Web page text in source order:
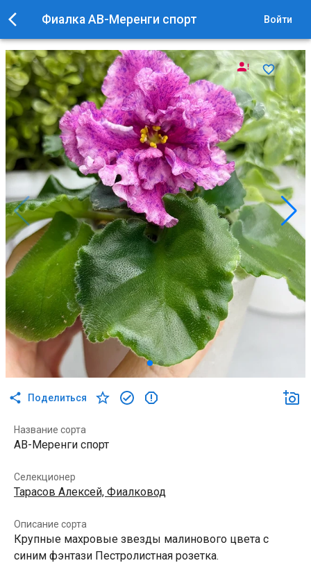
Фиалка АВ-Меренги спорт Войти
Поделиться
Название сорта
АВ-Меренги спорт
Селекционер
Тарасов Алексей, Фиалковод
Описание сорта
Крупные махровые звезды малинового цвета с
синим фэнтази Пестролистная розетка.